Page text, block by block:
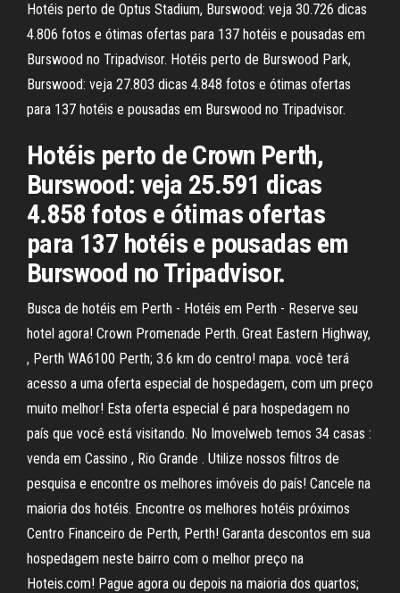
Hotéis perto de Optus Stadium, Burswood: veja 30.726 dicas
4.806 fotos e ótimas ofertas para 137 hotéis e pousadas em
Burswood no Tripadvisor. Hotéis perto de Burswood Park,
Burswood: veja 27.803 dicas 4.848 fotos e ótimas ofertas
para 137 hotéis e pousadas em Burswood no Tripadvisor.
Hotéis perto de Crown Perth,
Burswood: veja 25.591 dicas
4.858 fotos e ótimas ofertas
para 137 hotéis e pousadas em
Burswood no Tripadvisor.
Busca de hotéis em Perth - Hotéis em Perth - Reserve seu
hotel agora! Crown Promenade Perth. Great Eastern Highway,
, Perth WA6100 Perth; 3.6 km do centro! mapa. você terá
acesso a uma oferta especial de hospedagem, com um preço
muito melhor! Esta oferta especial é para hospedagem no
país que você está visitando. No Imovelweb temos 34 casas :
venda em Cassino , Rio Grande . Utilize nossos filtros de
pesquisa e encontre os melhores imóveis do país! Cancele na
maioria dos hotéis. Encontre os melhores hotéis próximos
Centro Financeiro de Perth, Perth! Garanta descontos em sua
hospedagem neste bairro com o melhor preço na
Hoteis.com! Pague agora ou depois na maioria dos quartos;